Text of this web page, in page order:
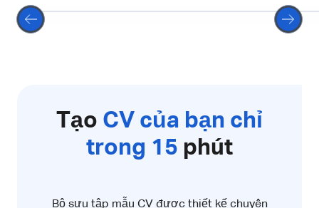
Tạo CV của bạn chỉ
trong 15 phút
Bộ sưu tập mẫu CV được thiết kế chuyên